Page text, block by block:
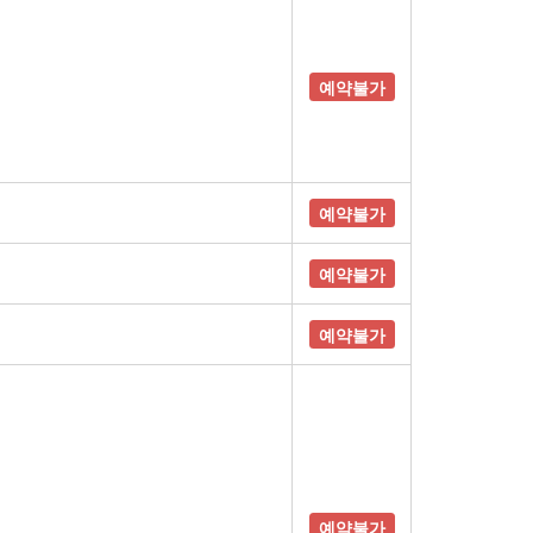
예약불가
예약불가
예약불가
예약불가
예약불가